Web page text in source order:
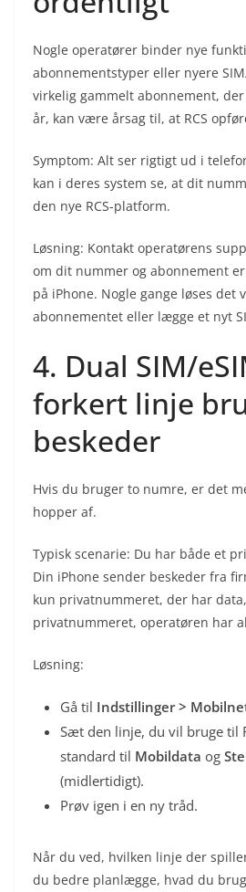
Nogle operatører binder nye
abonnementstyper eller nyere
virkelig gammelt abonnement,
år, kan være årsag til, at RCS
Symptom: Alt ser rigtigt ud i
kan i deres system se, at dit
den nye RCS-platform.
Løsning: Kontakt operatørens
om dit nummer og abonnement
på iPhone. Nogle gange løses det
abonnementet eller lægge et nyt
4. Dual SIM/
forkert linje
beskeder
Hvis du bruger to numre, er det
hopper af.
Typisk scenarie: Du har både et
Din iPhone sender beskeder fra
kun privatnummeret, der har
privatnummeret, operatøren har
Løsning:
Gå til Indstillinger >
Sæt den linje, du vil bruge til
standard til Mobildata og
(midlertidigt).
Prøv igen i en ny tråd.
Når du ved, hvilken linje der
du bedre planlægge, hvad du